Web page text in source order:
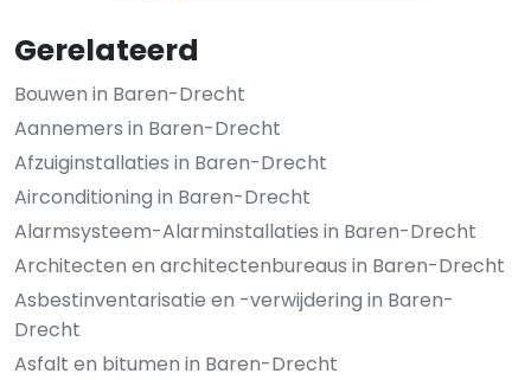
Gerelateerd
Bouwen in Baren-Drecht
Aannemers in Baren-Drecht
Afzuiginstallaties in Baren-Drecht
Airconditioning in Baren-Drecht
Alarmsysteem-Alarminstallaties in Baren-Drecht
Architecten en architectenbureaus in Baren-Drecht
Asbestinventarisatie en -verwijdering in Baren-
Drecht
Asfalt en bitumen in Baren-Drecht